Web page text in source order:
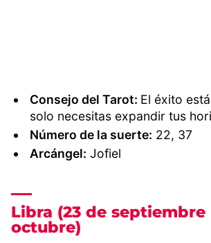
Consejo del Tarot: El éxito
solo necesitas expandir tus
Número de la suerte: 22, 37
Arcángel: Jofiel
Libra (23 de septiembre
octubre)